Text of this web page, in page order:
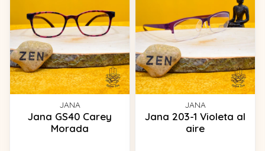
JANA
Jana GS40 Carey
Morada
JANA
Jana 203-1 Violeta al
aire